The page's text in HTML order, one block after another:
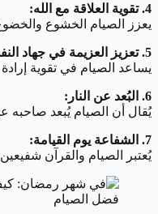
4. تقوية العلاقة مع الله:
يعزز الصيام الخشوع
5. تعزيز العزيمة في جهاد النفس:
يساعد الصيام في تقوية
6. البُعد عن النار:
يُقال أن الصيام يُبعد صاحبه
7. الشفاعة يوم القيامة:
يُعتبر الصيام والقرآن
فضل الصيام